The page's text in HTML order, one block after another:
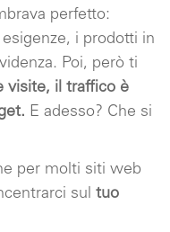
perfetto:
i prodotti in
Poi, però ti
visite, il traffico è
E adesso? Che si
per molti siti web
sul tuo